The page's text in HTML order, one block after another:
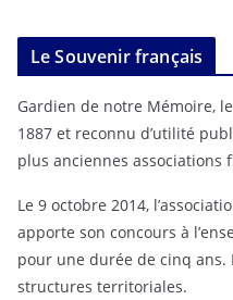
Le Souvenir français
Gardien de notre Mémoire, le
1887 et reconnu d’utilité
plus anciennes associations
Le 9 octobre 2014,
apporte son concours à
pour une durée de cinq ans.
structures territoriales.